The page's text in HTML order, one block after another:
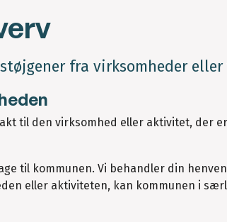
fra virksomheder
til den virksomhed eller aktivitet, der
til kommunen. Vi behandler din
eller aktiviteten, kan kommunen i